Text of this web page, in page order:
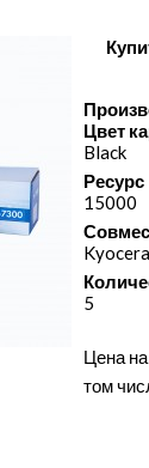
Цвет
Black
Ресурс
15000
5
Цена
том